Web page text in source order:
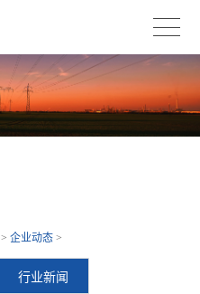
>企业动态 >
行业新闻